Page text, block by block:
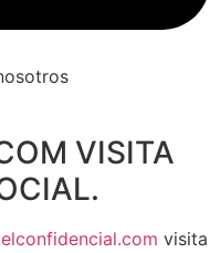
VISITA
visita